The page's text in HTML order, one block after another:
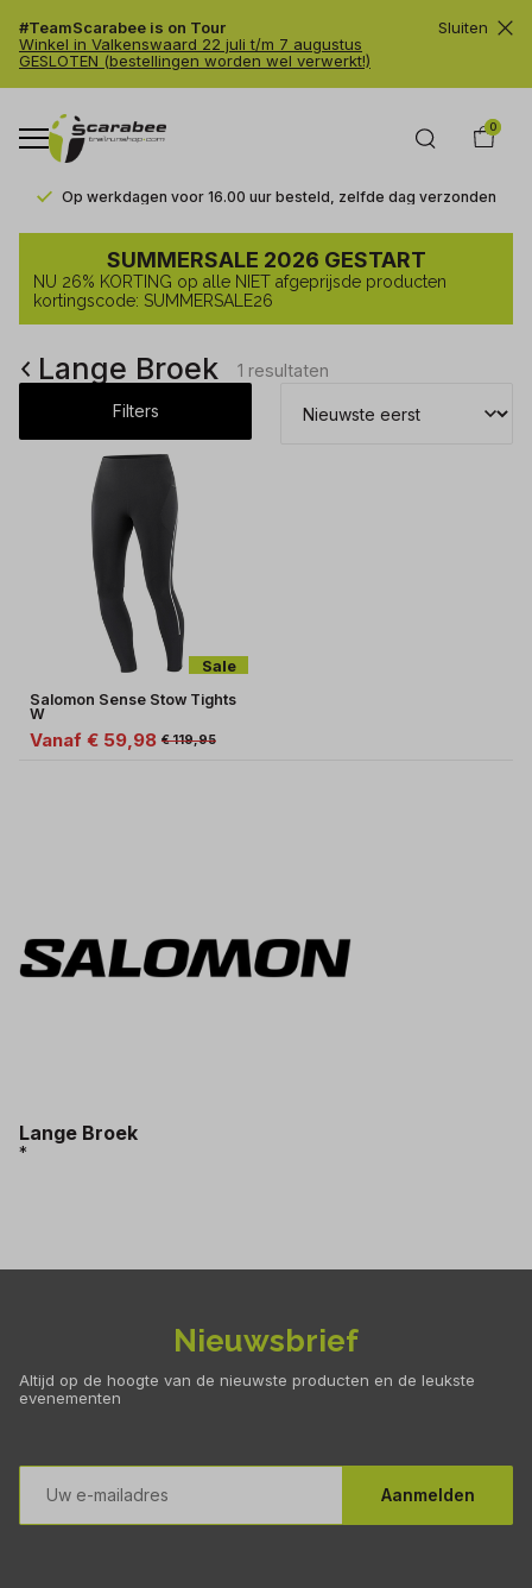
#TeamScarabee is on Tour
Winkel in Valkenswaard 22 juli t/m 7 augustus
GESLOTEN (bestellingen worden wel verwerkt!)
Sluiten
0
Op werkdagen voor 16.00 uur besteld, zelfde dag verzonden
Lange
Broek SUMMERSALE 2026 GESTART
NU 26% KORTING op alle NIET afgeprijsde producten
kortingscode: SUMMERSALE26
Lange Broek 1 resultaten
Filters
Sale
Salomon Sense Stow Tights
W
Vanaf € 59,98 € 119,95
Lange Broek
*
Nieuwsbrief
Altijd op de hoogte van de nieuwste producten en de leukste
evenementen
E-
mailadres
Aanmelden